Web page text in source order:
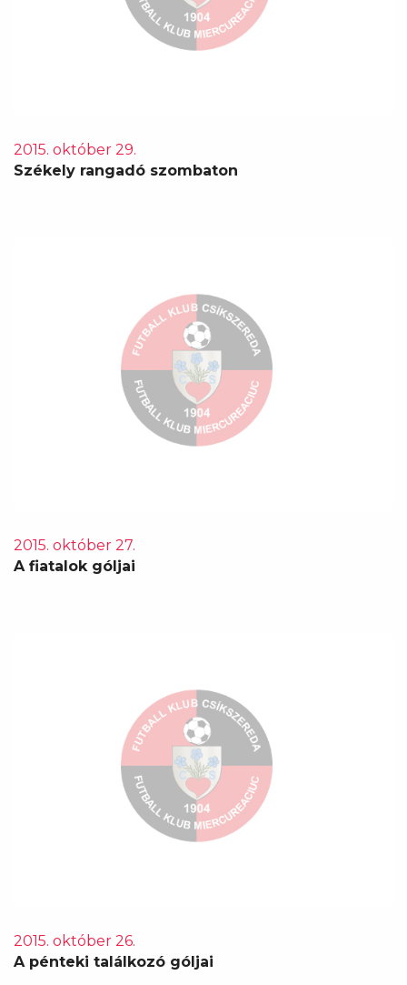
2015. október 29.
Székely rangadó szombaton
2015. október 27.
A fiatalok góljai
2015. október 26.
A pénteki találkozó góljai